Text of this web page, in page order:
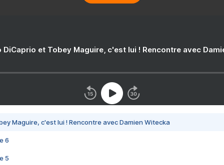
DiCaprio et Tobey Maguire, c'est lui ! Rencontre avec
Maguire, c'est lui ! Rencontre avec Damien Witecka
6
5